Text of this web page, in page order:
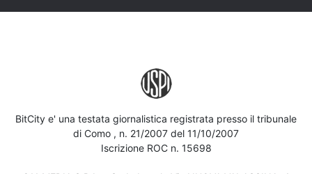
BitCity e' una testata giornalistica registrata presso il tribunale
di Como , n. 21/2007 del 11/10/2007
Iscrizione ROC n. 15698